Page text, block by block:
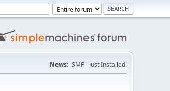
News: SMF - Just Installed!